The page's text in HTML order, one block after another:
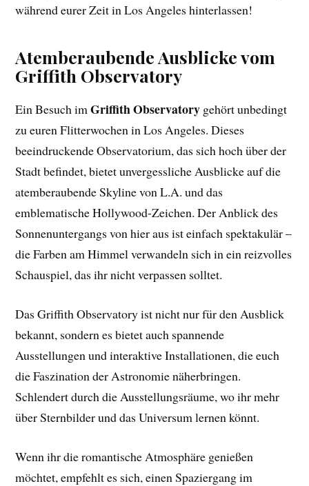
während eurer Zeit in Los Angeles hinterlassen!
Atemberaubende Ausblicke vom
Griffith Observatory
Ein Besuch imGriffith Observatory gehört unbedingt
zu euren Flitterwochen in Los Angeles. Dieses
beeindruckende Observatorium, das sich hoch über der
Stadt befindet, bietet unvergessliche Ausblicke auf die
atemberaubende Skyline von L.A. und das
emblematische Hollywood-Zeichen. Der Anblick des
Sonnenuntergangs von hier aus ist einfach spektakulär –
die Farben am Himmel verwandeln sich in ein reizvolles
Schauspiel, das ihr nicht verpassen solltet.
Das Griffith Observatory ist nicht nur für den Ausblick
bekannt, sondern es bietet auch spannende
Ausstellungen und interaktive Installationen, die euch
die Faszination der Astronomie näherbringen.
Schlendert durch die Ausstellungsräume, wo ihr mehr
über Sternbilder und das Universum lernen könnt.
Wenn ihr die romantische Atmosphäre genießen
möchtet, empfehlt es sich, einen Spaziergang im